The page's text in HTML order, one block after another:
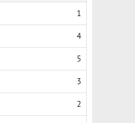
1
4
5
3
2